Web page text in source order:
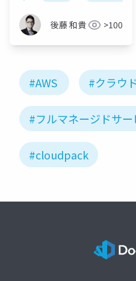
後藤 和貴 >100
#AWS #クラウ
#フルマネージドサー
#cloudpack